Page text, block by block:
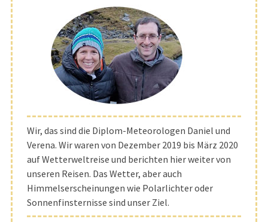
Wir, das sind die Diplom-Meteorologen Daniel und
Verena. Wir waren von Dezember 2019 bis März 2020
auf Wetterweltreise und berichten hier weiter von
unseren Reisen. Das Wetter, aber auch
Himmelserscheinungen wie Polarlichter oder
Sonnenfinsternisse sind unser Ziel.